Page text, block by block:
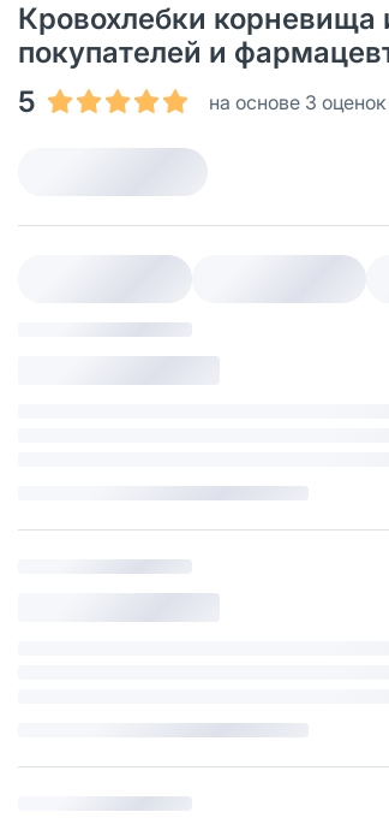
Кровохлебки корневища
покупателей и
5
на основе 3 оценок